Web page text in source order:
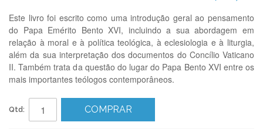
Este livro foi escrito como uma introdução geral ao pensamento
do Papa Emérito Bento XVI, incluindo a sua abordagem em
relação à moral e à política teológica, à eclesiologia e à liturgia,
além da sua interpretação dos documentos do Concílio Vaticano
II. Também trata da questão do lugar do Papa Bento XVI entre os
mais importantes teólogos contemporâneos.
Qtd: COMPRAR